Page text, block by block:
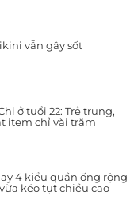
vẫn gây sốt
ở tuổi 22: Trẻ trung,
item chỉ vài trăm
4 kiểu quần ống rộng
kéo tụt chiều cao